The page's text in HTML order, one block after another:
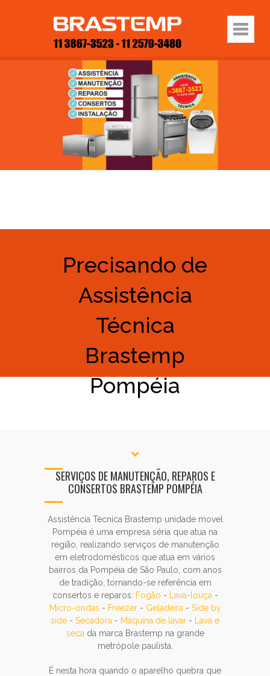
Precisando de
Assistência
Técnica
Brastemp
Pompéia
SERVIÇOS DE MANUTENÇÃO, REPAROS E
CONSERTOS BRASTEMP POMPÉIA
Assistência Técnica Brastemp unidade movel
Pompéia é uma empresa séria que atua na
região, realizando serviços de manutenção
em eletrodomésticos que atua em vários
bairros da Pompéia de São Paulo, com anos
de tradição, tornando-se referência em
consertos e reparos: Fogão - Lava-louça -
Micro-ondas - Freezer- Geladeira - Side by
side - Secadora - Máquina de lavar -
Lava e
seca da marca Brastemp na grande
metrópole paulista.
É nesta hora quando o aparelho quebra que